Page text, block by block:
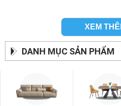
Bạn có thể chọn được mọi kiểu
mình yêu thích nhất khi đến
của zSofa.
XEM
DANH MỤC SẢN PHẨM